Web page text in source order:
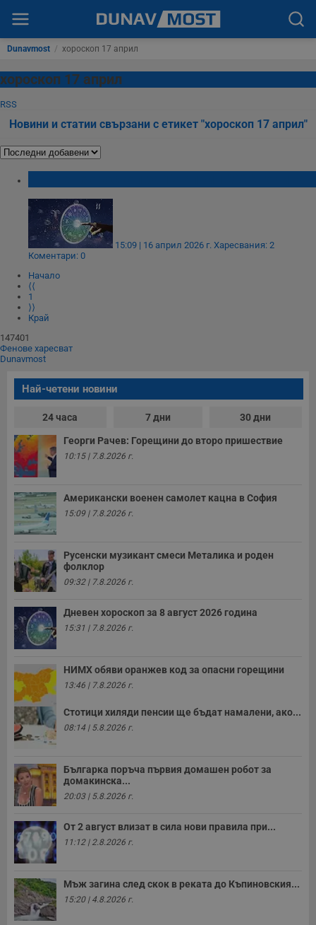
Dunavmost / хороскоп 17 април
хороскоп 17 април
RSS
Новини и статии свързани с етикет "хороскоп 17 април"
15:09 | 16 април 2026 г. Харесвания: 2
Коментари: 0
Начало
⟨⟨
1
⟩⟩
Край
147401
Фенове харесват
Dunavmost
Най-четени новини
24 часа 7 дни 30 дни
Георги Рачев: Горещини до второ пришествие
10:15 | 7.8.2026 г.
Американски военен самолет кацна в София
15:09 | 7.8.2026 г.
Русенски музикант смеси Металика и роден
фолклор
09:32 | 7.8.2026 г.
Дневен хороскоп за 8 август 2026 година
15:31 | 7.8.2026 г.
НИМХ обяви оранжев код за опасни горещини
13:46 | 7.8.2026 г.
Стотици хиляди пенсии ще бъдат намалени, ако...
08:14 | 5.8.2026 г.
Българка поръча първия домашен робот за
домакинска...
20:03 | 5.8.2026 г.
От 2 август влизат в сила нови правила при...
11:12 | 2.8.2026 г.
Мъж загина след скок в реката до Къпиновския...
15:20 | 4.8.2026 г.